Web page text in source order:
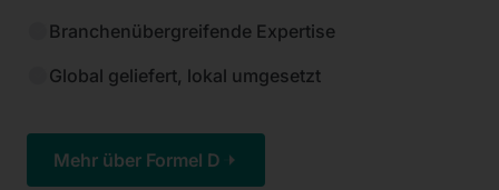
Branchenübergreifende Expertise
Global geliefert, lokal umgesetzt
Mehr über Formel D